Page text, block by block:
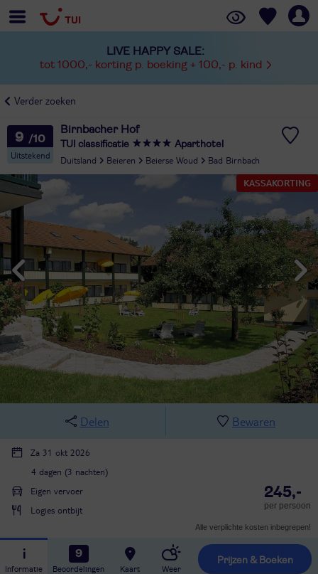
LIVE HAPPY SALE:
tot 1000,- korting p. boeking + 100,- p. kind
Verder zoeken
9
Uitstekend
Birnbacher Hof
TUI classificatie Aparthotel
Duitsland Beieren Beierse Woud
Bad Birnbach
KASSAKORTING
Delen Bewaren
Za 31 okt 2026
4 dagen (3 nachten)
Eigen vervoer
Logies ontbijt
245,-
per persoon
Alle verplichte kosten inbegrepen!
Informatie
9
Beoordelingen Kaart Weer
Prijzen & Boeken